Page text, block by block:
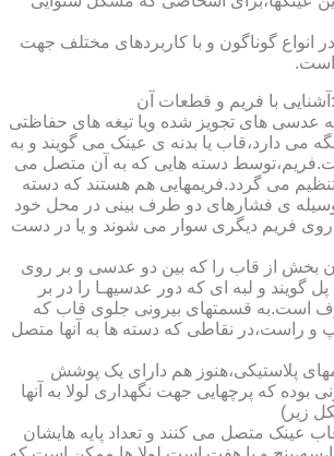
انواع گوناگون و با کاربردهای مختلف جهت
است.
با فریم و قطعات آن
عدسی های تجویز شده ویا تیغه های حفاظتی
می دارد،قاب یا بدنه ی عینک می گویند و به
دسته هایی که به آن متصل می
می گردد.فریمهایی هم هستند که دسته
ی فشارهای دو طرف بینی در محل خود
روی فریم دیگری سوار می شوند و یا در دست
بخش از قاب را که بین دو عدسی و بر روی
گویند و لبه ای که دور عدسیهـا را در بر
است.به قسمتهای بیرونی جلوی قاب که
و راست،در نقاطی که دسته ها به آنها متصل
پلاستیکی،هنوز هم دارای یک پوشش
که پرچهایی جهت نگهداری لولا به آنها
زیر)
قاب عینک متصل می کنند و تعداد پایه هایشان